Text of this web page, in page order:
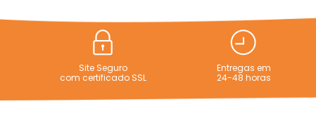
Site Seguro
com certificado SSL
Entregas em
24-48 horas